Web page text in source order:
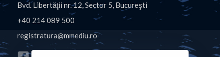
Bvd. Libertăţii nr. 12, Sector 5, Bucureşti
+40 214 089 500
registratura@mmediu.ro